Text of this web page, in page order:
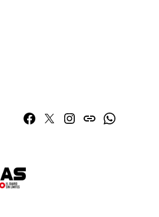
Facebook
TwitterInstagram
issuuWhatsapp